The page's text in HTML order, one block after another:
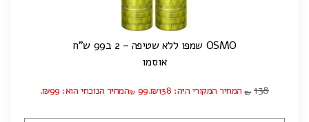
OSMO שמפו ללא שטיפה – 2 ב99 ש"ח
אוסמו
₪ 138 המחיר המקורי היה: ₪138. ₪ 99 המחיר הנוכחי הוא: ₪99.